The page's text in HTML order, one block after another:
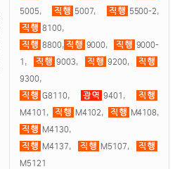
5005,
5007,
5500-2,
8100,
8800,
9000,
9000-
1,
9003,
9200,
9300,
G8110,
9401,
M4101,
M4102,
M4108,
M4130,
M4137,
M5107,
M5121